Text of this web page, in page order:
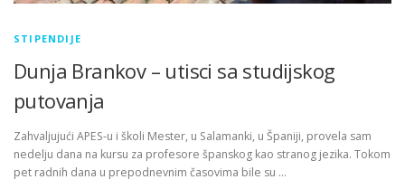
STIPENDIJE
Dunja Brankov – utisci sa studijskog
putovanja
Zahvaljujući APES-u i školi Mester, u Salamanki, u Španiji, provela sam
nedelju dana na kursu za profesore španskog kao stranog jezika. Tokom
pet radnih dana u prepodnevnim časovima bile su …